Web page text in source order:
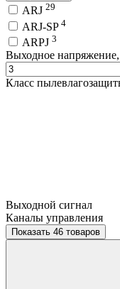
ARJ 29
ARJ-SP 4
ARPJ 3
Выходное
Класс
Выходной сигнал
Каналы управления
Показать 46 товаров